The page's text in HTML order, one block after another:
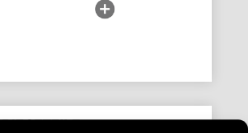
BIEGETEILE